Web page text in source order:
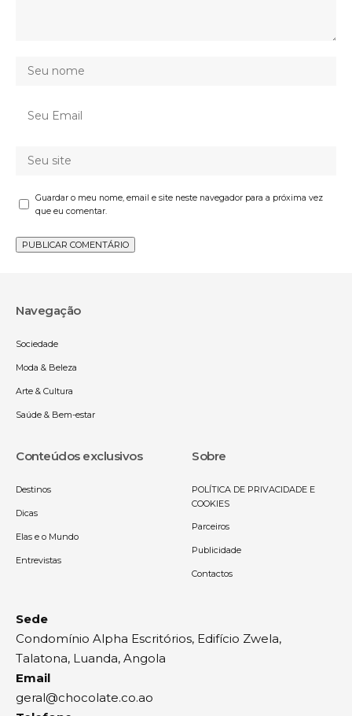
Guardar o meu nome, email e site neste navegador para a próxima vez
que eu comentar.
Navegação
Sociedade
Moda & Beleza
Arte & Cultura
Saúde & Bem-estar
Conteúdos exclusivos
Destinos
Dicas
Elas e o Mundo
Entrevistas
Sobre
POLÍTICA DE PRIVACIDADE E
COOKIES
Parceiros
Publicidade
Contactos
Sede
Condomínio Alpha Escritórios, Edifício Zwela,
Talatona, Luanda, Angola
Email
geral@chocolate.co.ao